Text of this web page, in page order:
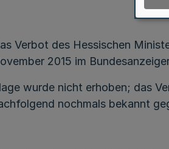
Verbot des Hessischen
2015 im
wurde nicht erhoben; das
nochmals bekannt